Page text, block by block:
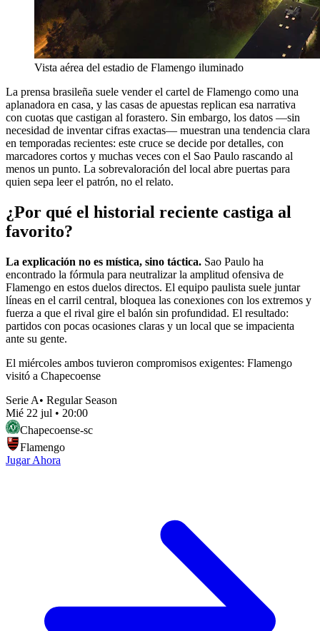
Vista aérea del estadio de Flamengo iluminado
La prensa brasileña suele vender el cartel de Flamengo como una
aplanadora en casa, y las casas de apuestas replican esa narrativa
con cuotas que castigan al forastero. Sin embargo, los datos —sin
necesidad de inventar cifras exactas— muestran una tendencia clara
en temporadas recientes: este cruce se decide por detalles, con
marcadores cortos y muchas veces con el Sao Paulo rascando al
menos un punto. La sobrevaloración del local abre puertas para
quien sepa leer el patrón, no el relato.
¿Por qué el historial reciente castiga al
favorito?
La explicación no es mística, sino táctica. Sao Paulo ha
encontrado la fórmula para neutralizar la amplitud ofensiva de
Flamengo en estos duelos directos. El equipo paulista suele juntar
líneas en el carril central, bloquea las conexiones con los extremos y
fuerza a que el rival gire el balón sin profundidad. El resultado:
partidos con pocas ocasiones claras y un local que se impacienta
ante su gente.
El miércoles ambos tuvieron compromisos exigentes: Flamengo
visitó a Chapecoense
Serie A• Regular Season
Mié 22 jul • 20:00
Chapecoense-sc
Flamengo
Jugar Ahora